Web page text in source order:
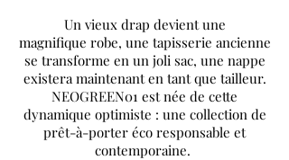
Un vieux drap devient une
magnifique robe, une tapisserie ancienne
se transforme en un joli sac, une nappe
existera maintenant en tant que tailleur.
NEOGREEN01 est née de cette
dynamique optimiste : une collection de
prêt-à-porter éco responsable et
contemporaine.